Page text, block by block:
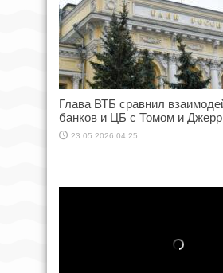
Глава ВТБ сравнил
банков и ЦБ с Томом и
23.05.2026 04:25